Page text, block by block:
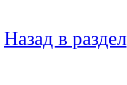
Назад в раздел